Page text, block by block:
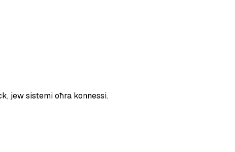
jew sistemi oħra konnessi.